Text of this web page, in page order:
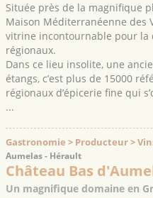
Située près de la magnifique
Maison Méditerranéenne des
vitrine incontournable pour la
régionaux.
Dans ce lieu insolite, une
étangs, c’est plus de 15000
régionaux d’épicerie fine qui
...
Gastronomie > Producteur >
Aumelas - Hérault
Château Bas
Un magnifique domaine en